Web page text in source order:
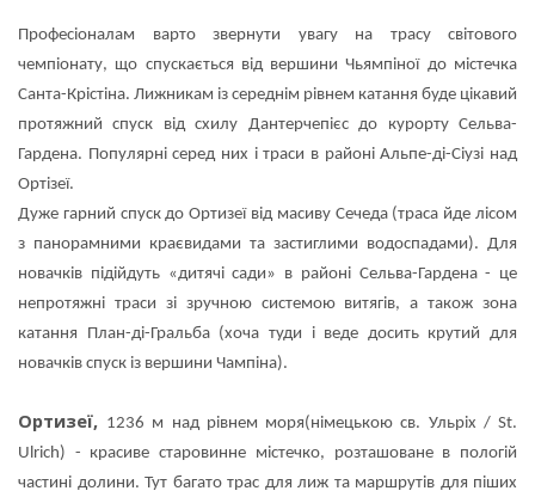
Професіоналам варто звернути увагу на трасу світового
чемпіонату, що спускається від вершини Чьямпіної до містечка
Санта-Крістіна. Лижникам із середнім рівнем катання буде цікавий
протяжний спуск від схилу Дантерчепієс до курорту Сельва-
Гардена. Популярні серед них і траси в районі Альпе-ді-Сіузі над
Ортізеї.
Дуже гарний спуск до Ортизеї від масиву Сечеда (траса йде лісом
з панорамними краєвидами та застиглими водоспадами). Для
новачків підійдуть «дитячі сади» в районі Сельва-Гардена - це
непротяжні траси зі зручною системою витягів, а також зона
катання План-ді-Гральба (хоча туди і веде досить крутий для
новачків спуск із вершини Чампіна).
Ортизеї, 1236 м над рівнем моря(німецькою св. Ульріх / St.
Ulrich) - красиве старовинне містечко, розташоване в пологій
частині долини. Тут багато трас для лиж та маршрутів для піших